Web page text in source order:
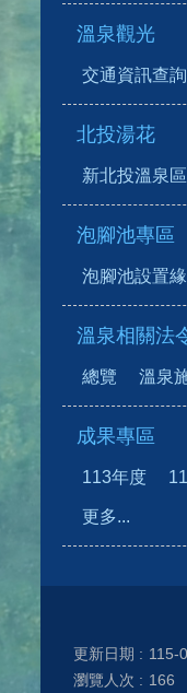
溫泉觀光
交通資訊查詢
北投湯花
新北投溫泉
泡腳池專區
泡腳池設置
溫泉相關法
總覽 溫泉
成果專區
113年度
更多...
更新日期
115-
瀏覽人次
166